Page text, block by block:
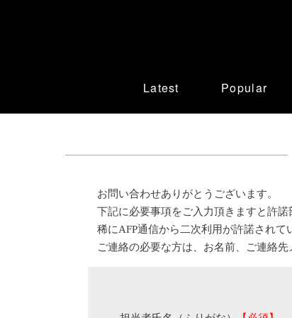
Latest Popular
お問い合わせありがとうございます。
下記に必要事項をご入力頂きますと許
稀にAFP通信から二次利用が許諾されて
ご連絡の必要な方は、お名前、ご連絡